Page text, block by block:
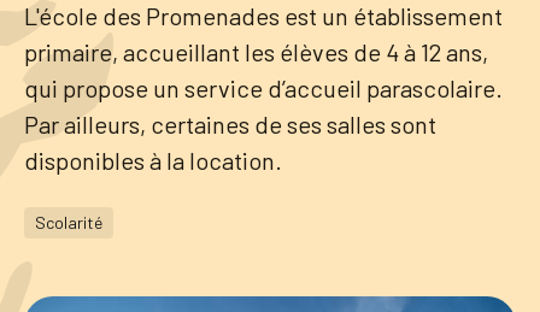
Agenda
Lieux
Tourisme
L'école des Promenades est un établissement
primaire, accueillant les élèves de 4 à 12 ans,
qui propose un service d’accueil parascolaire.
Par ailleurs, certaines de ses salles sont
disponibles à la location.
Scolarité